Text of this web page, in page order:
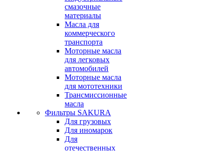
смазочные
материалы
Масла для
коммерческого
транспорта
Моторные масла
для легковых
автомобилей
Моторные масла
для мототехники
Трансмиссионные
масла
Фильтры SAKURA
Для грузовых
Для иномарок
Для
отечественных